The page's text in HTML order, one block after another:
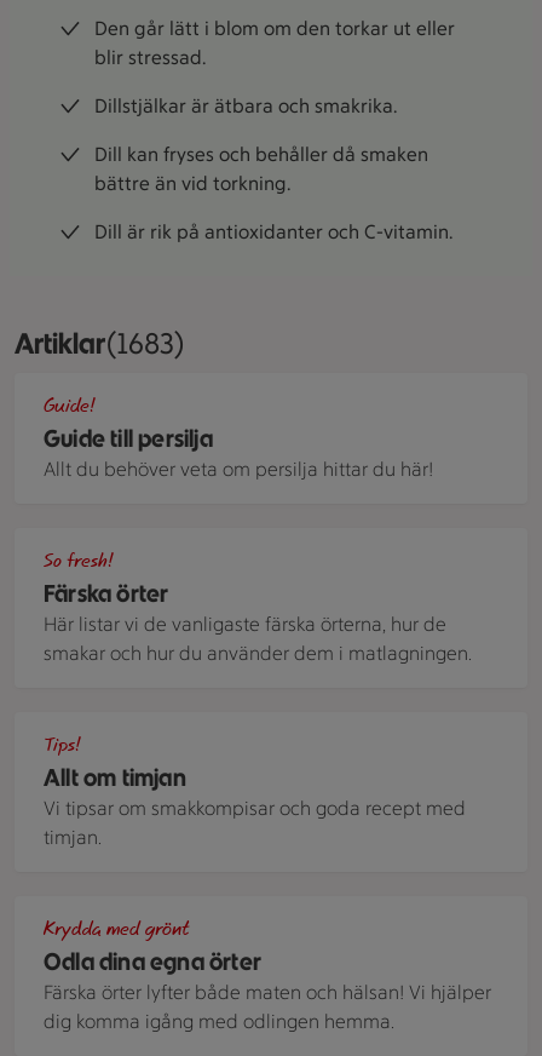
Den går lätt i blom om den torkar ut eller
blir stressad.
Dillstjälkar är ätbara och smakrika.
Dill kan fryses och behåller då smaken
bättre än vid torkning.
Dill är rik på antioxidanter och C-vitamin.
ArtiklarVisar 1683 stycken
(1683)
Guide till persilja
Guide!
Allt du behöver veta om persilja hittar du här!
Färska örter
So fresh!
Här listar vi de vanligaste färska örterna, hur de
smakar och hur du använder dem i matlagningen.
Allt om timjan
Tips!
Vi tipsar om smakkompisar och goda recept med
timjan.
Odla dina egna örter
Krydda med grönt
Färska örter lyfter både maten och hälsan! Vi hjälper
dig komma igång med odlingen hemma.